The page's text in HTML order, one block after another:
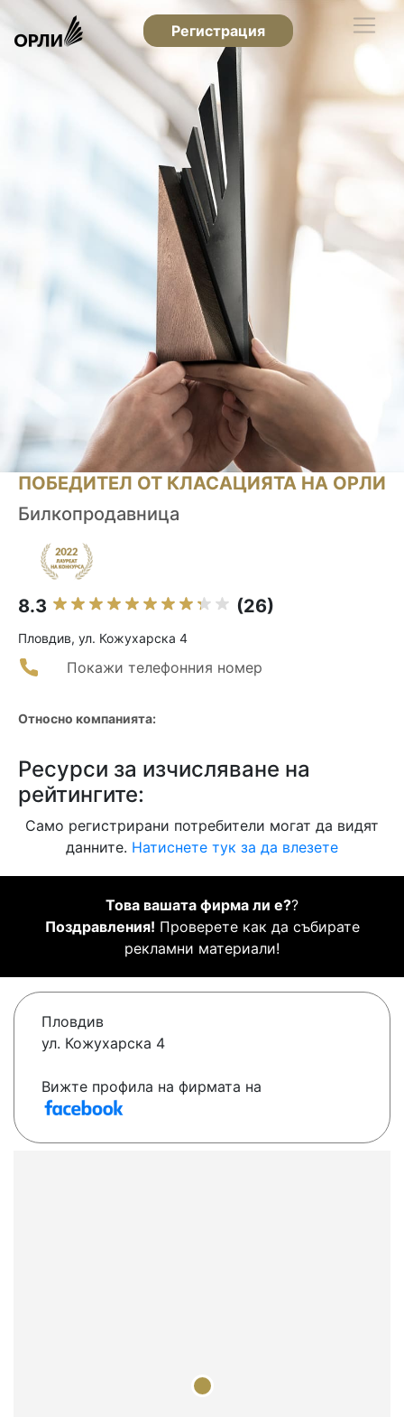
Регистрация
ПОБЕДИТЕЛ ОТ КЛАСАЦИЯТА НА ОРЛИ
Билкопродавница
8.3 (26)
Пловдив, ул. Кожухарска 4
Покажи телефонния номер
Относно компанията:
Ресурси за изчисляване на
рейтингите:
Само регистрирани потребители могат да видят
данните. Натиснете тук за да влезете
Това вашата фирма ли е??
Поздравления! Проверете как да събирате
рекламни материали!
Пловдив
ул. Кожухарска 4
Вижте профила на фирмата на